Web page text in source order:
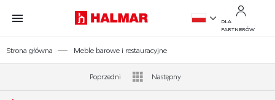
Przejdź do treści.
Przejdź do menu.
Przejdź do wyszukiwarki.
DLA
PARTNERÓW
Strona główna Meble barowe i restauracyjne
Poprzedni Następny